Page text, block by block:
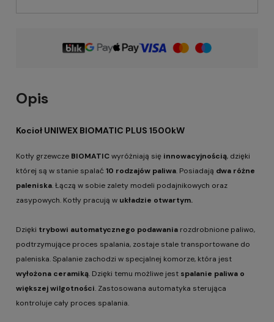
Opis
Kocioł UNIWEX BIOMATIC PLUS 1500kW
Kotły grzewcze BIOMATICwyróżniają się innowacyjnością, dzięki
której są w stanie spalać 10 rodzajów paliwa. Posiadają dwa różne
paleniska. Łączą w sobie zalety modeli podajnikowych oraz
zasypowych. Kotły pracują w układzie otwartym.
Dzięki trybowi automatycznego podawania rozdrobnione paliwo,
podtrzymujące proces spalania, zostaje stale transportowane do
paleniska. Spalanie zachodzi w specjalnej komorze, która jest
wyłożona ceramiką. Dzięki temu możliwe jest spalanie paliwa o
większej wilgotności. Zastosowana automatyka sterująca
kontroluje cały proces spalania.